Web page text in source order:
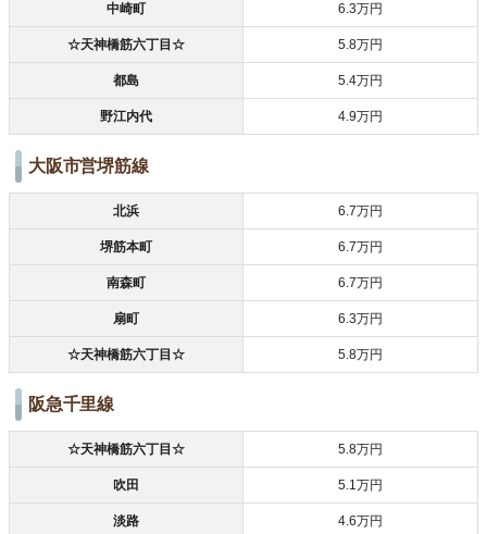
中崎町 6.3万円
☆天神橋筋六丁目☆ 5.8万円
都島 5.4万円
野江内代 4.9万円
大阪市営堺筋線
北浜 6.7万円
堺筋本町 6.7万円
南森町 6.7万円
扇町 6.3万円
☆天神橋筋六丁目☆ 5.8万円
阪急千里線
☆天神橋筋六丁目☆ 5.8万円
吹田 5.1万円
淡路 4.6万円